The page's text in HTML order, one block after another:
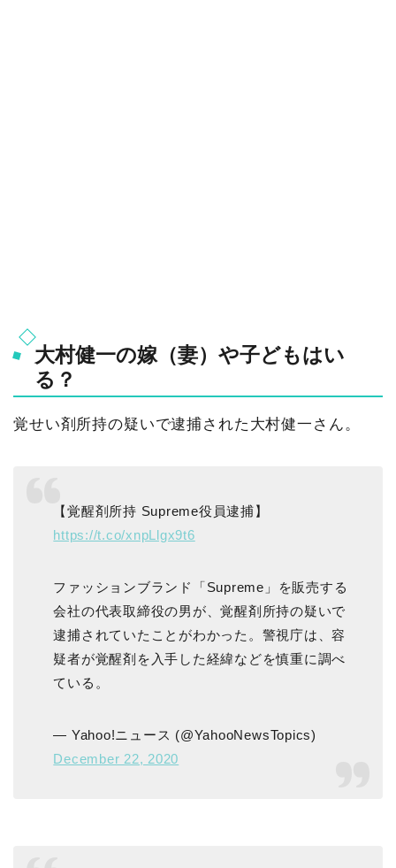
大村健一の嫁（妻）や子どもはい
る？
覚せい剤所持の疑いで逮捕された大村健一さん。
【覚醒剤所持 Supreme役員逮捕】
https://t.co/xnpLlgx9t6
ファッションブランド「Supreme」を販売する
会社の代表取締役の男が、覚醒剤所持の疑いで
逮捕されていたことがわかった。警視庁は、容
疑者が覚醒剤を入手した経緯などを慎重に調べ
ている。
— Yahoo!ニュース (@YahooNewsTopics)
December 22, 2020